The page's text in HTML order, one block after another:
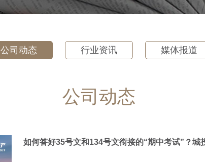
公司动态 行业资讯 媒体报道
公司动态
如何答好35号文和134号文衔接的“期中考试”？